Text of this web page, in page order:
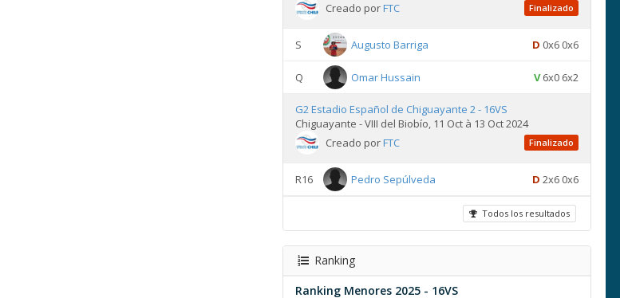
Creado porFTC Finalizado
S Augusto Barriga D 0x6 0x6
Q Omar Hussain V6x0 6x2
G2 Estadio Español de Chiguayante 2 - 16VS
Chiguayante - VIII del Biobío, 11 Oct à 13 Oct 2024
Creado porFTC Finalizado
R16 Pedro Sepúlveda D 2x6 0x6
Todos los resultados
Ranking
Ranking Menores 2025 - 16VS